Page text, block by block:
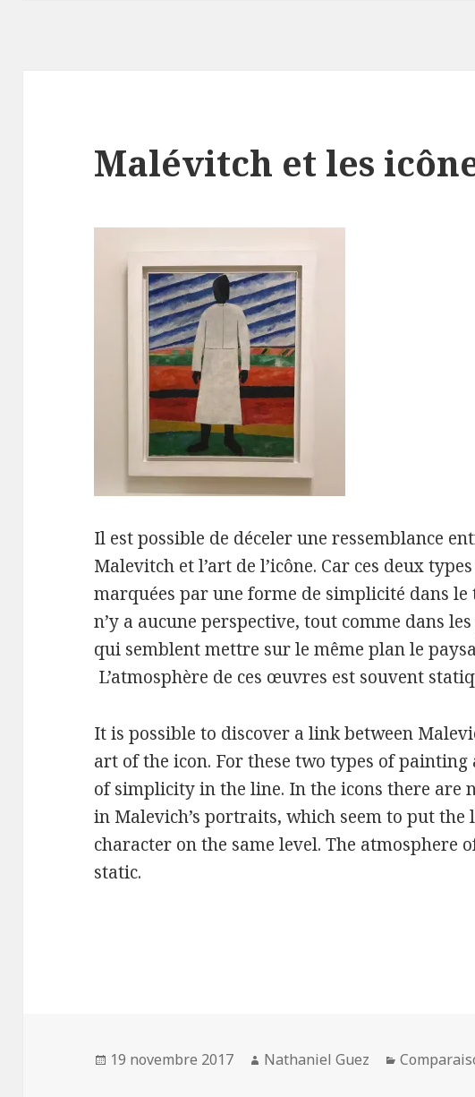
Malévitch et les
Il est possible de déceler une ressemblance
Malevitch et l’art de l’icône. Car ces deux
marquées par une forme de simplicité dans le
n’y a aucune perspective, tout comme dans
qui semblent mettre sur le même plan le
L’atmosphère de ces œuvres est souvent
It is possible to discover a link between
art of the icon. For these two types of
of simplicity in the line. In the icons there are
in Malevich’s portraits, which seem to put the
character on the same level. The atmosphere
static.
Publié
19 novembre 2017 Auteur
Nathaniel Guez Catégories